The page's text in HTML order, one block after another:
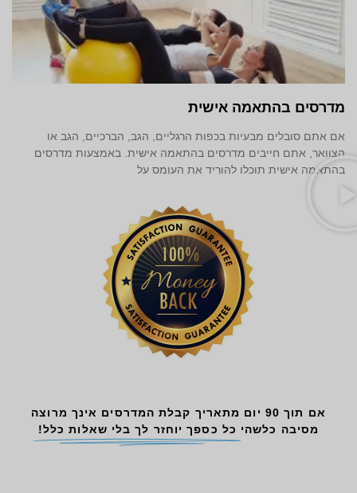
מדרסים בהתאמה אישית
אם אתם סובלים מבעיות בכפות הרגליים, הגב, הברכיים, הגב או
הצוואר, אתם חייבים מדרסים בהתאמה אישית. באמצעות מדרסים
בהתאמה אישית תוכלו להוריד את העומס על
אם תוך 90 יום מתאריך קבלת המדרסים אינך מרוצה
מסיבה כלשהי כל כספך יוחזר לך בלי שאלות כלל!